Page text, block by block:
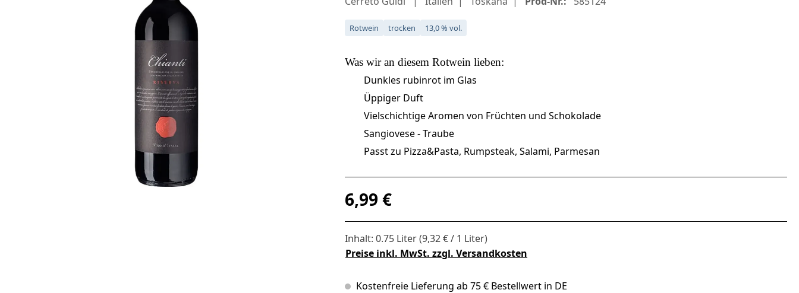
Rotwein trocken 13,0 % vol.
Was wir an diesem Rotwein lieben:
Dunkles rubinrot im Glas
Üppiger Duft
Vielschichtige Aromen von Früchten und Schokolade
Sangiovese - Traube
Passt zu Pizza&Pasta, Rumpsteak, Salami, Parmesan
Regulärer Preis:
6,99 €
Inhalt: 0.75 Liter(9,32 € / 1 Liter)
Preise inkl. MwSt. zzgl. Versandkosten
Kostenfreie Lieferung ab 75 € Bestellwert in DE